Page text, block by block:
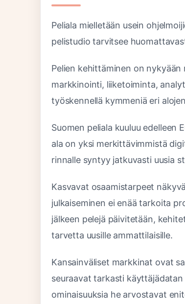
Peliala mielletään usein
pelistudio tarvitsee
Pelien kehittäminen on
markkinointi, liiketoiminta,
työskennellä kymmeniä eri
Suomen peliala kuuluu edelleen
ala on yksi merkittävimmistä
rinnalle syntyy jatkuvasti uusia
Kasvavat osaamistarpeet
julkaiseminen ei enää tarkoita
jälkeen pelejä päivitetään,
tarvetta uusille ammattilaisille.
Kansainväliset markkinat ovat
seuraavat tarkasti
ominaisuuksia he arvostavat